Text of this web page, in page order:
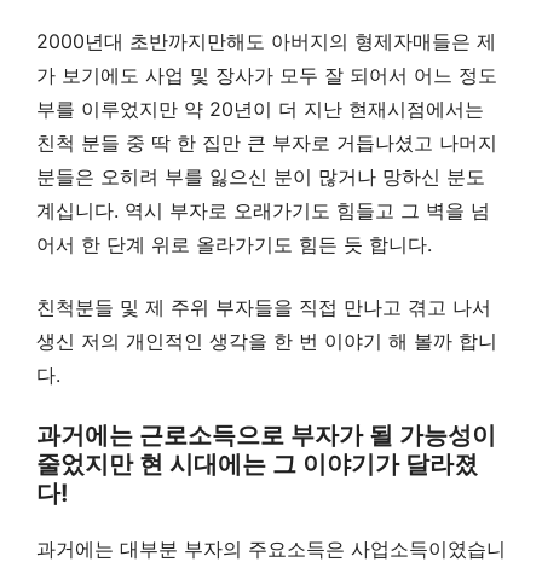
2000년대 초반까지만해도 아버지의 형제자매들은 제
가 보기에도 사업 및 장사가 모두 잘 되어서 어느 정도
부를 이루었지만 약 20년이 더 지난 현재시점에서는
친척 분들 중 딱 한 집만 큰 부자로 거듭나셨고 나머지
분들은 오히려 부를 잃으신 분이 많거나 망하신 분도
계십니다. 역시 부자로 오래가기도 힘들고 그 벽을 넘
어서 한 단계 위로 올라가기도 힘든 듯 합니다.
친척분들 및 제 주위 부자들을 직접 만나고 겪고 나서
생신 저의 개인적인 생각을 한 번 이야기 해 볼까 합니
다.
과거에는 근로소득으로 부자가 될 가능성이
줄었지만 현 시대에는 그 이야기가 달라졌
다!
과거에는 대부분 부자의 주요소득은 사업소득이였습니